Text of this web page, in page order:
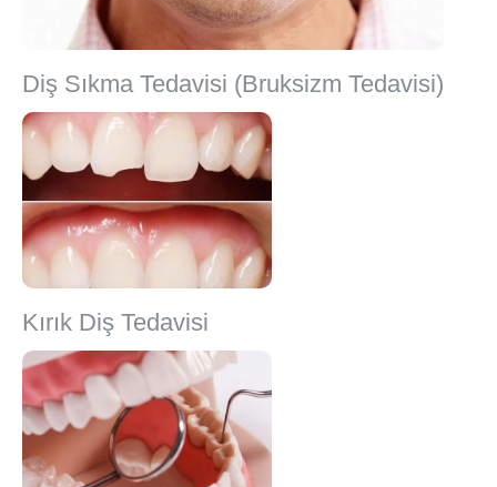
Diş Sıkma Tedavisi (Bruksizm Tedavisi)
Kırık Diş Tedavisi